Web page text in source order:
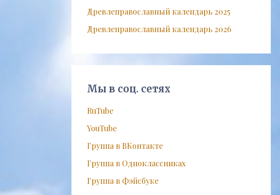
Древлеправославный календарь 2025
Древлеправославный календарь 2026
Мы в соц. сетях
RuTube
YouTube
Группа в ВКонтакте
Группа в Одноклассниках
Группа в Фэйсбуке